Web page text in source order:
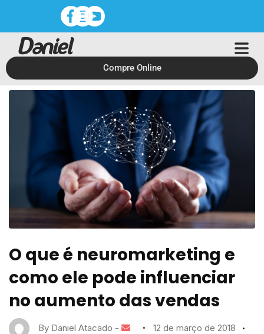
Compre Online
O que é neuromarketing e
como ele pode influenciar
no aumento das vendas
By Daniel Atacado -
12 de março de 2018